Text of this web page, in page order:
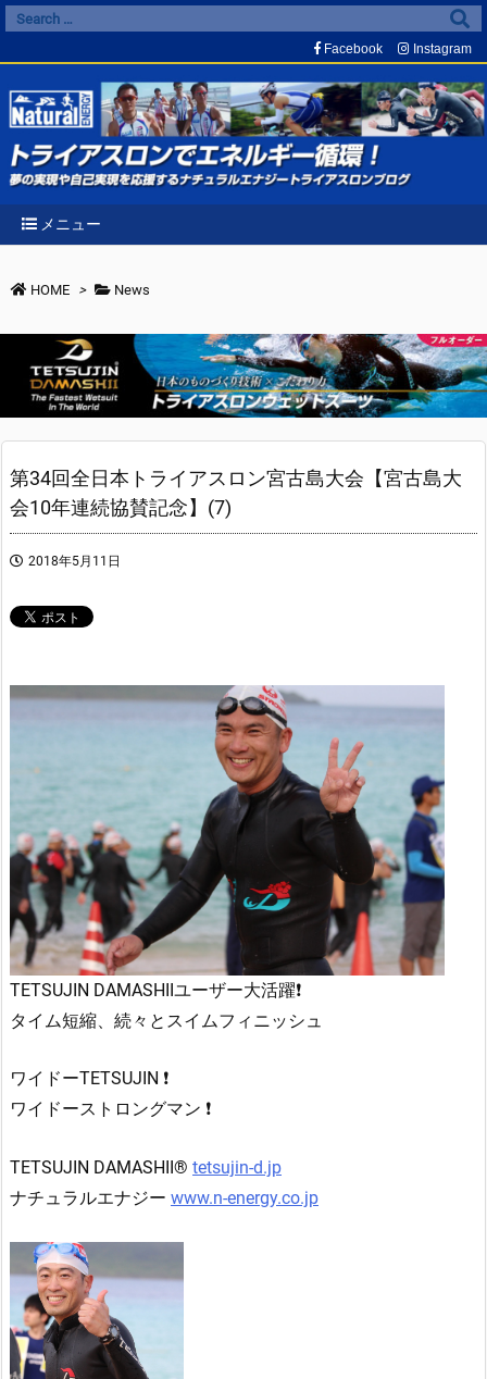
メニュー
Facebook Instagram
HOME > News
第34回全日本トライアスロン宮古島大会【宮古島大
会10年連続協賛記念】(7)
2018年5月11日
TETSUJIN DAMASHIIユーザー大活躍❗
タイム短縮、続々とスイムフィニッシュ
ワイドーTETSUJIN ❗
ワイドーストロングマン ❗
TETSUJIN DAMASHII® tetsujin-d.jp
ナチュラルエナジー www.n-energy.co.jp